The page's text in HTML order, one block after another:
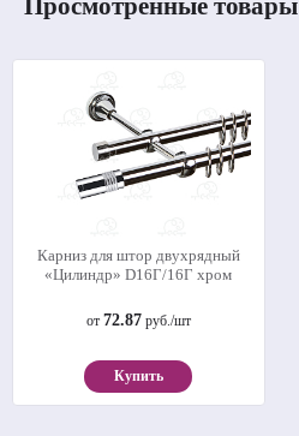
Карниз для штор двухрядный
«Цилиндр» D16Г/16Г хром
от 72.87руб./шт
Купить